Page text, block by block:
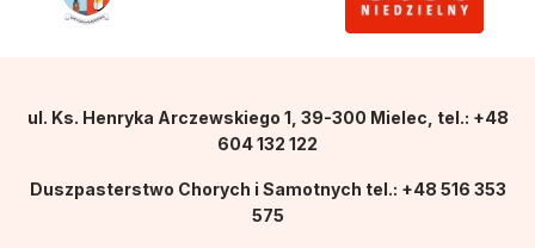
ul. Ks. Henryka Arczewskiego 1, 39-300 Mielec, tel.: +48
604 132 122
Duszpasterstwo Chorych i Samotnych tel.: +48 516 353
575